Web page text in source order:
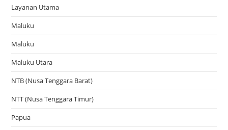
Layanan Utama
Maluku
Maluku
Maluku Utara
NTB (Nusa Tenggara Barat)
NTT (Nusa Tenggara Timur)
Papua